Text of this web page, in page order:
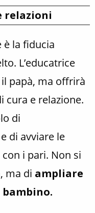
relazioni
la fiducia
L’educatrice
papà, ma offrirà
cura e relazione.
di
di avviare le
i pari. Non si
ma di ampliare